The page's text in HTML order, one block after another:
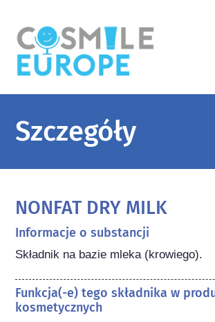
Szczegóły
NONFAT DRY MILK
Informacje o substancji
Składnik na bazie mleka (krowiego).
Funkcja(-e) tego składnika w
kosmetycznych